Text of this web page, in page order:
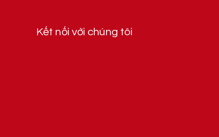
Kết nối với chúng tôi